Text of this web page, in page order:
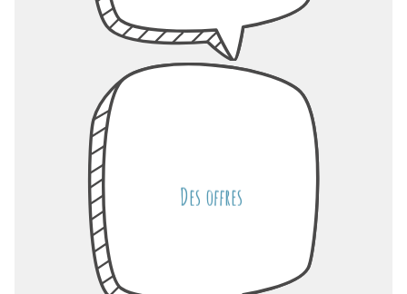
Des offres